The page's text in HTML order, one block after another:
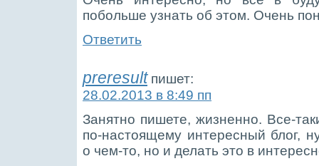
побольше узнать об этом. Очень
Ответить
preresult пишет:
28.02.2013 в 8:49 пп
Занятно пишете, жизненно. Все-
по-настоящему интересный блог,
о чем-то, но и делать это в